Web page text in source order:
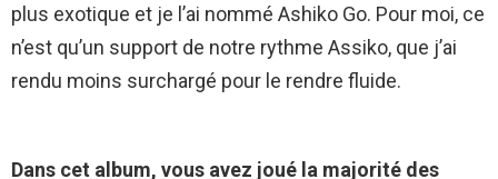
plus exotique et je l’ai nommé Ashiko Go. Pour moi, ce
n’est qu’un support de notre rythme Assiko, que j’ai
rendu moins surchargé pour le rendre fluide.
Dans cet album, vous avez joué la majorité des